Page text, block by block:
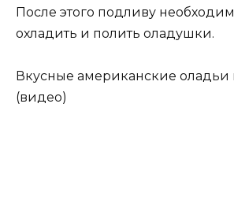
После этого подливу
охладить и полить оладушки.
Вкусные американские оладьи
(видео)